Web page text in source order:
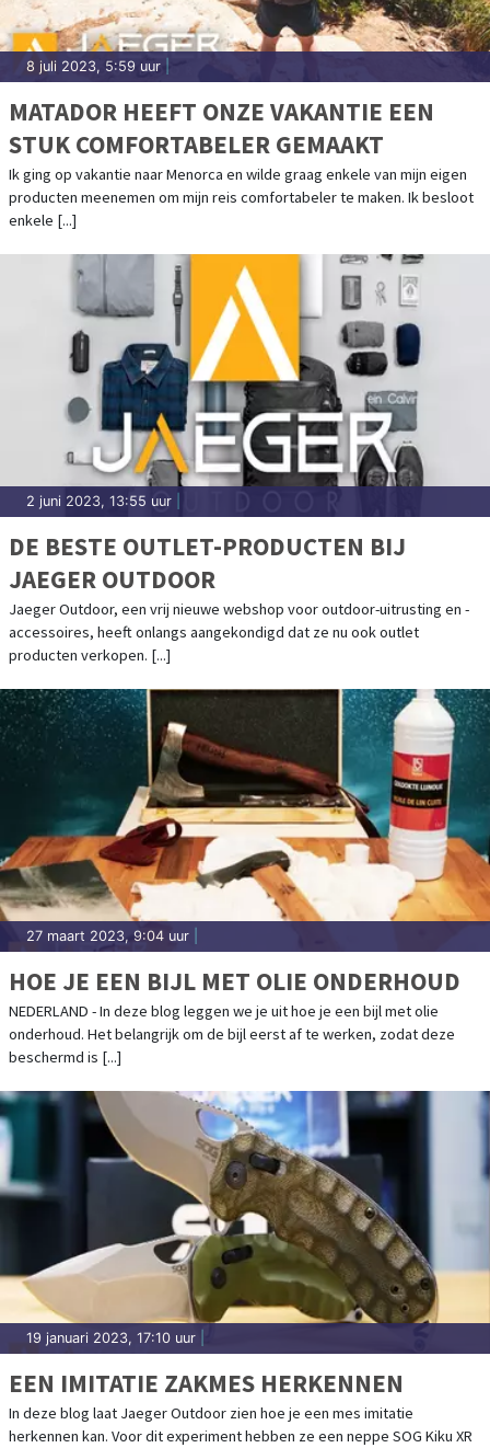
8 juli 2023, 5:59 uur
MATADOR HEEFT ONZE VAKANTIE EEN
STUK COMFORTABELER GEMAAKT
Ik ging op vakantie naar Menorca en wilde graag enkele van mijn eigen
producten meenemen om mijn reis comfortabeler te maken. Ik besloot
enkele [...]
2 juni 2023, 13:55 uur
DE BESTE OUTLET-PRODUCTEN BIJ
JAEGER OUTDOOR
Jaeger Outdoor, een vrij nieuwe webshop voor outdoor-uitrusting en -
accessoires, heeft onlangs aangekondigd dat ze nu ook outlet
producten verkopen. [...]
27 maart 2023, 9:04 uur
HOE JE EEN BIJL MET OLIE ONDERHOUD
NEDERLAND - In deze blog leggen we je uit hoe je een bijl met olie
onderhoud. Het belangrijk om de bijl eerst af te werken, zodat deze
beschermd is [...]
19 januari 2023, 17:10 uur
EEN IMITATIE ZAKMES HERKENNEN
In deze blog laat Jaeger Outdoor zien hoe je een mes imitatie
herkennen kan. Voor dit experiment hebben ze een neppe SOG Kiku XR